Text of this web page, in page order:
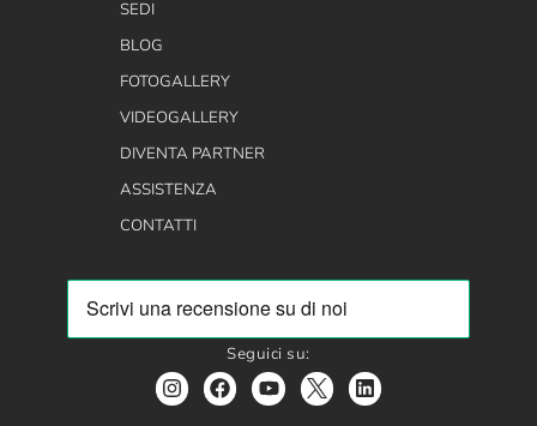
SEDI
BLOG
FOTOGALLERY
VIDEOGALLERY
DIVENTA PARTNER
ASSISTENZA
CONTATTI
Seguici su: